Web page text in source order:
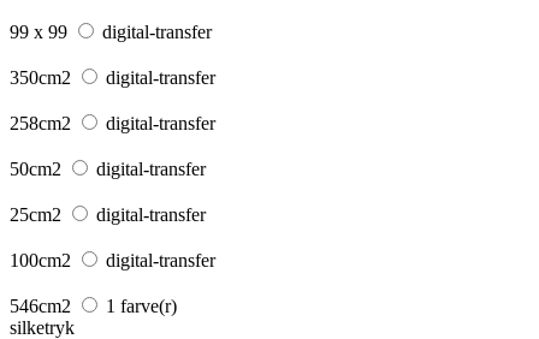
99 x 99 digital-transfer
350cm2 digital-transfer
258cm2 digital-transfer
50cm2 digital-transfer
25cm2 digital-transfer
100cm2 digital-transfer
546cm2
1 farve(r)
silketryk